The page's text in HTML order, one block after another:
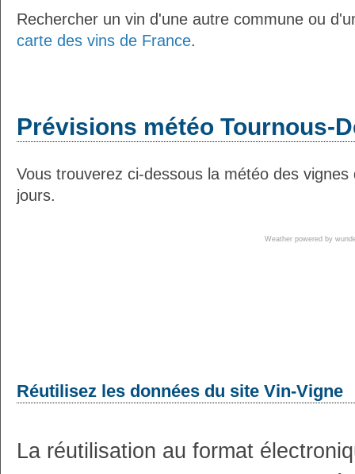
Rechercher un vin d'une autre commune ou
carte des vins de France.
Prévisions météo Tournous-
Vous trouverez ci-dessous la météo des
jours.
Weather powered by
Réutilisez les données du site Vin-Vigne
La réutilisation au format